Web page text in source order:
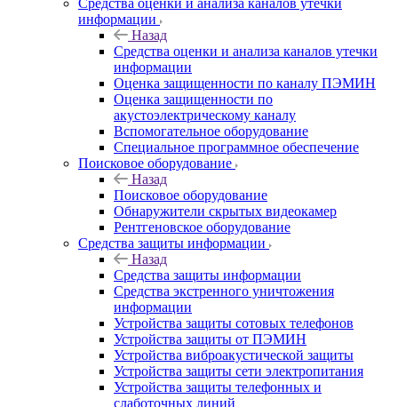
Средства оценки и анализа каналов утечки
информации
Назад
Средства оценки и анализа каналов утечки
информации
Оценка защищенности по каналу ПЭМИН
Оценка защищенности по
акустоэлектрическому каналу
Вспомогательное оборудование
Специальное программное обеспечение
Поисковое оборудование
Назад
Поисковое оборудование
Обнаружители скрытых видеокамер
Рентгеновское оборудование
Средства защиты информации
Назад
Средства защиты информации
Средства экстренного уничтожения
информации
Устройства защиты сотовых телефонов
Устройства защиты от ПЭМИН
Устройства виброакустической защиты
Устройства защиты сети электропитания
Устройства защиты телефонных и
слаботочных линий